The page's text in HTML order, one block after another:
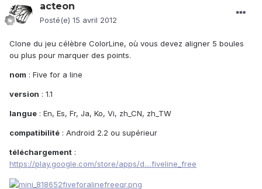
acteon
Posté(e) 15 avril 2012
Clone du jeu célèbre ColorLine, où vous devez aligner 5 boules
ou plus pour marquer des points.
nom : Five for a line
version : 1.1
langue : En, Es, Fr, Ja, Ko, Vi, zh_CN, zh_TW
compatibilité : Android 2.2 ou supérieur
téléchargement :
https://play.google.com/store/apps/d....fiveline_free